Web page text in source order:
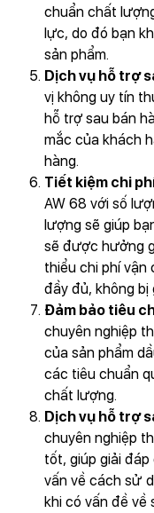
chuẩn chất
lực, do đó bạn
sản phẩm.
Dịch vụ hỗ trợ
vị không uy tín
hỗ trợ sau bán
mắc của khách
hàng.
Tiết kiệm chi
AW 68 với số
lượng sẽ giúp
sẽ được hưởng
thiểu chi phí
đầy đủ, không bị
Đảm bảo tiêu
chuyên nghiệp
của sản phẩm
các tiêu chuẩn
chất lượng.
Dịch vụ hỗ trợ
chuyên nghiệp
tốt, giúp giải
vấn về cách sử
khi có vấn đề về